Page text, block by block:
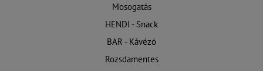
Mosogatás
HENDI - Snack
BAR - Kávézó
Rozsdamentes